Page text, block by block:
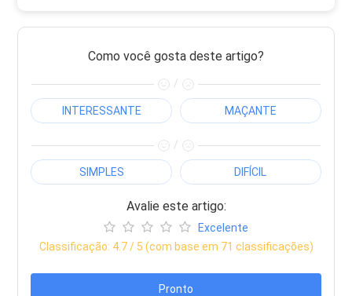
Como você gosta deste artigo?
/
INTERESSANTE MAÇANTE
/
SIMPLES DIFÍCIL
Avalie este artigo:
Excelente
Classificação: 4.7/ 5 (com base em 71 classificações)
Pronto